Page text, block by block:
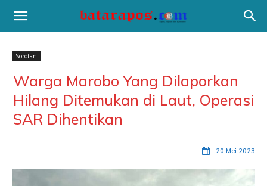
Sorotan
Warga Marobo Yang Dilaporkan
Hilang Ditemukan di Laut, Operasi
SAR Dihentikan
20 Mei 2023